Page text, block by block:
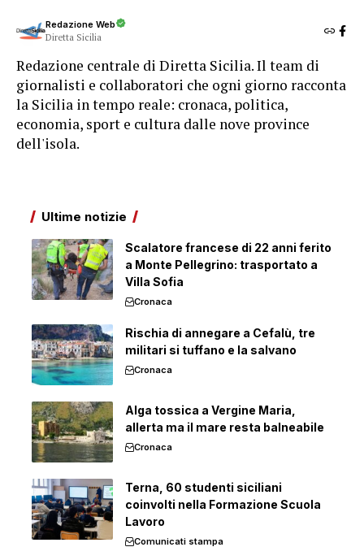
Redazione Web
Diretta Sicilia
Redazione centrale di Diretta Sicilia. Il team di
giornalisti e collaboratori che ogni giorno racconta
la Sicilia in tempo reale: cronaca, politica,
economia, sport e cultura dalle nove province
dell'isola.
Ultime notizie
Scalatore francese di 22 anni ferito
a Monte Pellegrino: trasportato a
Villa Sofia
Cronaca
Rischia di annegare a Cefalù, tre
militari si tuffano e la salvano
Cronaca
Alga tossica a Vergine Maria,
allerta ma il mare resta balneabile
Cronaca
Terna, 60 studenti siciliani
coinvolti nella Formazione Scuola
Lavoro
Comunicati stampa